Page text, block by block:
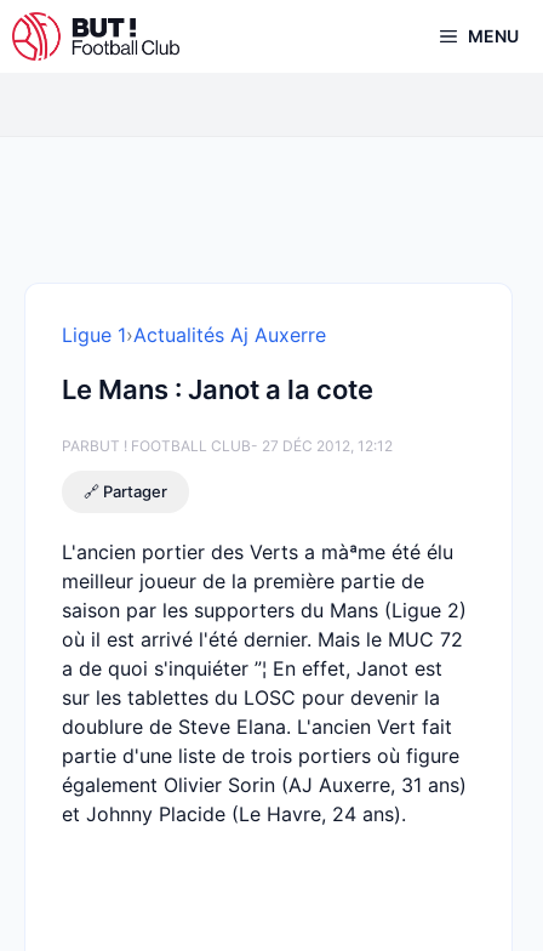
Aller
au
MENU
Ligue 1›Actualités Aj Auxerre
Le Mans : Janot a la cote
PARBUT ! FOOTBALL CLUB- 27 DÉC 2012, 12:12
🔗 Partager
L'ancien portier des Verts a màªme été élu
meilleur joueur de la première partie de
saison par les supporters du Mans (Ligue 2)
où il est arrivé l'été dernier. Mais le MUC 72
a de quoi s'inquiéter ”¦ En effet, Janot est
sur les tablettes du LOSC pour devenir la
doublure de Steve Elana. L'ancien Vert fait
partie d'une liste de trois portiers où figure
également Olivier Sorin (AJ Auxerre, 31 ans)
et Johnny Placide (Le Havre, 24 ans).